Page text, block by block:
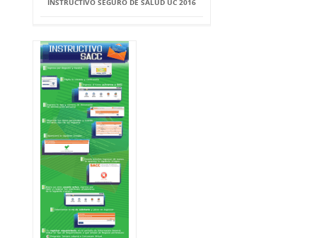
INSTRUCTIVO SEGURO DE SALUD UC 2016